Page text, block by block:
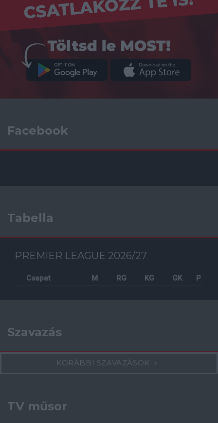
Facebook
Tabella
PREMIER LEAGUE 2026/27
Csapat M RG KG GK P
Szavazás
KORÁBBI SZAVAZÁSOK
TV műsor